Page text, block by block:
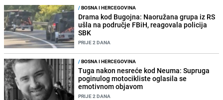
/BOSNA I HERCEGOVINA
Drama kod Bugojna: Naoružana grupa iz RS
ušla na područje FBiH, reagovala policija
SBK
PRIJE 2 DANA
/BOSNA I HERCEGOVINA
Tuga nakon nesreće kod Neuma: Supruga
poginulog motocikliste oglasila se
emotivnom objavom
PRIJE 2 DANA